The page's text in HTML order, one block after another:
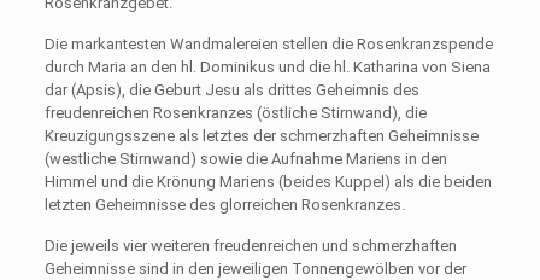
Die markantesten Wandmalereien stellen die Rosenkranzspende
durch Maria an den hl. Dominikus und die hl. Katharina von Siena
dar (Apsis), die Geburt Jesu als drittes Geheimnis des
freudenreichen Rosenkranzes (östliche Stirnwand), die
Kreuzigungsszene als letztes der schmerzhaften Geheimnisse
(westliche Stirnwand) sowie die Aufnahme Mariens in den
Himmel und die Krönung Mariens (beides Kuppel) als die beiden
letzten Geheimnisse des glorreichen Rosenkranzes.
Die jeweils vier weiteren freudenreichen und schmerzhaften
Geheimnisse sind in den jeweiligen Tonnengewölben vor der